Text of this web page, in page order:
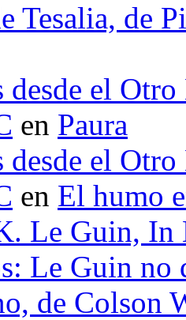
Tesalia, de
desde el
en Paura
desde el
en El humo
Le Guin, In
Le Guin no
de Colson